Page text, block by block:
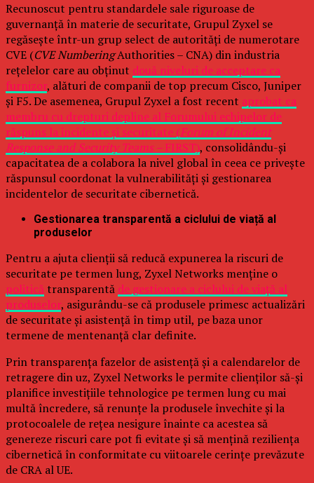
Recunoscut pentru standardele sale riguroase de
guvernanță în materie de securitate, Grupul Zyxel se
regăsește într-un grup select de autorități de numerotare
CVE (CVE NumberingAuthorities – CNA) din industria
rețelelor care au obținut două niveluri de acceptare ca
furnizor, alături de companii de top precum Cisco, Juniper
și F5. De asemenea, Grupul Zyxel a fost recent aprobat ca
membru cu drepturi depline al Forumului echipelor de
răspuns la incidente și securitate (Forum of Incident
Response and Security Teams –FIRST), consolidându-și
capacitatea de a colabora la nivel global în ceea ce privește
răspunsul coordonat la vulnerabilități și gestionarea
incidentelor de securitate cibernetică.
Gestionarea transparentă a ciclului de viață al
produselor
Pentru a ajuta clienții să reducă expunerea la riscuri de
securitate pe termen lung, Zyxel Networks menține o
politică transparentă de gestionare a ciclului de viață al
produselor, asigurându-se că produsele primesc actualizări
de securitate și asistență în timp util, pe baza unor
termene de mentenanță clar definite.
Prin transparența fazelor de asistență și a calendarelor de
retragere din uz, Zyxel Networks le permite clienților să-și
planifice investițiile tehnologice pe termen lung cu mai
multă încredere, să renunțe la produsele învechite și la
protocoalele de rețea nesigure înainte ca acestea să
genereze riscuri care pot fi evitate și să mențină reziliența
cibernetică în conformitate cu viitoarele cerințe prevăzute
de CRA al UE.